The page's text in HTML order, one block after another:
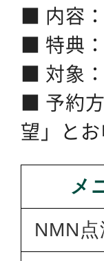
■ 内容
■ 特典
■ 対象
■ 予約
望」とお
メ
NMN